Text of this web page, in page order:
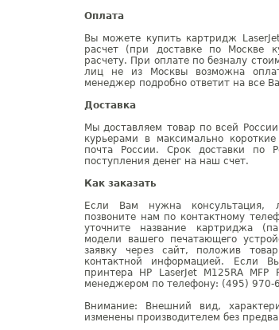
Оплата
Вы можете купить картридж
расчет (при доставке по Москве
расчету. При оплате по безналу
лиц не из Москвы возможна
менеджер подробно ответит на все
Доставка
Мы доставляем товар по всей
курьерами в максимально
почта России. Срок доставки
поступления денег на наш счет.
Как заказать
Если Вам нужна консультация,
позвоните нам по контактному
уточните название картриджа
модели вашего печатающего
заявку через сайт, положив
контактной информацией. Если
принтера HP LaserJet M125RA
менеджером по телефону: (495) 970-
Внимание: Внешний вид,
изменены производителем без